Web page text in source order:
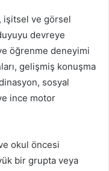
işitsel ve görsel
devreye
öğrenme deneyimi
gelişmiş konuşma
sosyal
ince motor
okul öncesi
bir grupta veya